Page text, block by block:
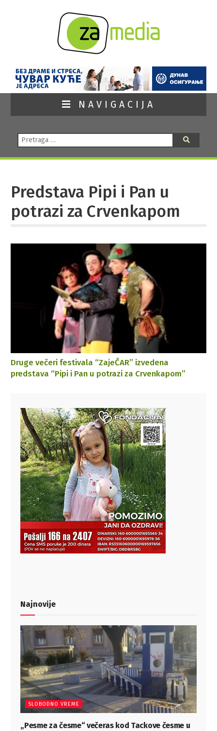
NAVIGACIJA
Pretraga:
Predstava Pipi i Pan u
potrazi za Crvenkapom
Druge večeri festivala “ZajeČAR” izvedena
predstava “Pipi i Pan u potrazi za Crvenkapom”
Najnovije
SLOBODNO VREME
„Pesme za česme“ večeras kod Tackove česme u